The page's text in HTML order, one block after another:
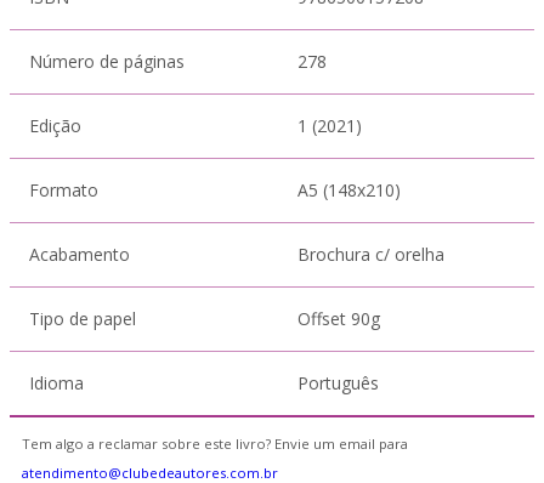
Número de páginas 278
Edição 1 (2021)
Formato A5 (148x210)
Acabamento Brochura c/ orelha
Tipo de papel Offset 90g
Idioma Português
Tem algo a reclamar sobre este livro? Envie um email para
atendimento@clubedeautores.com.br